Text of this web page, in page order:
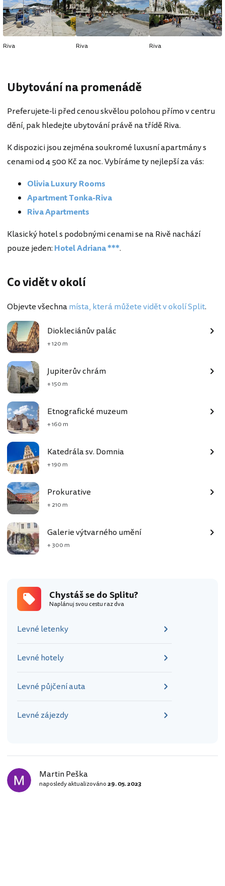
Riva Riva Riva
Ubytování na promenádě
Preferujete-li před cenou skvělou polohou přímo v centru
dění, pak hledejte ubytování právě na třídě Riva.
K dispozici jsou zejména soukromé luxusní apartmány s
cenami od 4 500 Kč za noc. Vybíráme ty nejlepší za vás:
Olivia Luxury Rooms
Apartment Tonka-Riva
Riva Apartments
Klasický hotel s podobnými cenami se na Rivě nachází
pouze jeden: Hotel Adriana ***.
Co vidět v okolí
Objevte všechnamísta, která můžete vidět v okolí Split.
Diokleciánův palác
+ 120 m
Jupiterův chrám
+ 150 m
Etnografické muzeum
+ 160 m
Katedrála sv. Domnia
+ 190 m
Prokurative
+ 210 m
Galerie výtvarného umění
+ 300 m
Chystáš se do Splitu?
Naplánuj svou cestu raz dva
Levné letenky
Levné hotely
Levné půjčení auta
Levné zájezdy
Martin Peška
naposledy aktualizováno29. 05. 2023